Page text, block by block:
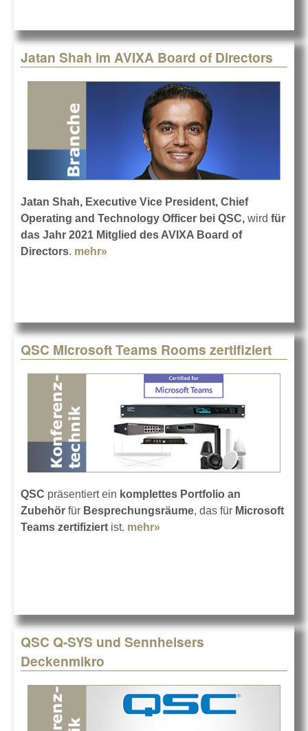
Jatan Shah im AVIXA Board of Directors
Jatan Shah, Executive Vice President, Chief
Operating and Technology Officer bei QSC, wird für
das Jahr 2021 Mitglied des AVIXA Board of
Directors. mehr»
QSC Microsoft Teams Rooms zertifiziert
QSC präsentiert ein komplettes Portfolio an
Zubehör für Besprechungsräume, das für Microsoft
Teams zertifiziert ist. mehr»
QSC Q-SYS und Sennheisers
Deckenmikro